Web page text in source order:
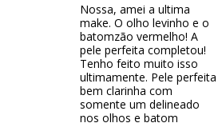
Nossa, amei a ultima
make. O olho levinho e o
batomzão vermelho! A
pele perfeita completou!
Tenho feito muito isso
ultimamente. Pele perfeita
bem clarinha com
somente um delineado
nos olhos e batom